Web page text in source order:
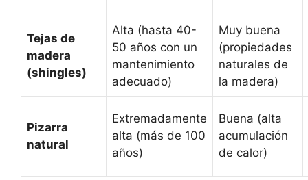
Tejas de
madera
(shingles)
Alta (hasta 40-
50 años con un
mantenimiento
adecuado)
Muy buena
(propiedades
naturales de
la madera)
Pizarra
natural
Extremadamente
alta (más de 100
años)
Buena (alta
acumulación
de calor)